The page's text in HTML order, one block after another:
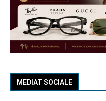
MEDIAT SOCIALE